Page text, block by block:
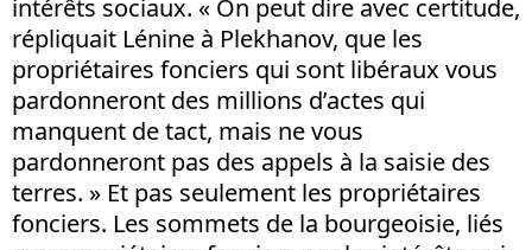
intérêts sociaux. « On peut dire avec certitude,
répliquait Lénine à Plekhanov, que les
propriétaires fonciers qui sont libéraux vous
pardonneront des millions d’actes qui
manquent de tact, mais ne vous
pardonneront pas des appels à la saisie des
terres. » Et pas seulement les propriétaires
fonciers. Les sommets de la bourgeoisie, liés